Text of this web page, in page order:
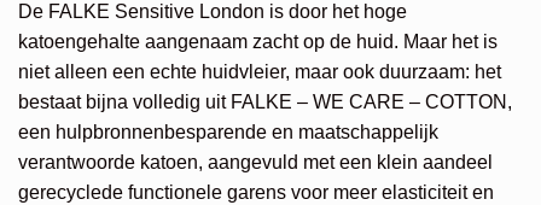
De FALKE Sensitive London is door het hoge
katoengehalte aangenaam zacht op de huid. Maar het is
niet alleen een echte huidvleier, maar ook duurzaam: het
bestaat bijna volledig uit FALKE – WE CARE – COTTON,
een hulpbronnenbesparende en maatschappelijk
verantwoorde katoen, aangevuld met een klein aandeel
gerecyclede functionele garens voor meer elasticiteit en